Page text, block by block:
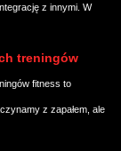
z innymi. W
treningów
fitness to
z zapałem, ale